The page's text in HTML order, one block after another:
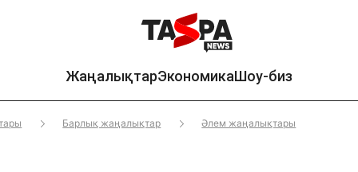
ЖаңалықтарЭкономикаШоу-биз
Барлық жаңалықтар Әлем жаңалықтары